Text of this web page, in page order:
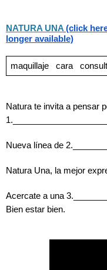
NATURA UNA (click
longer available)
maquillaje cara
Natura te invita a pensar
Nueva línea de
Natura Una, la mejor
Acercate a una
Bien estar bien.